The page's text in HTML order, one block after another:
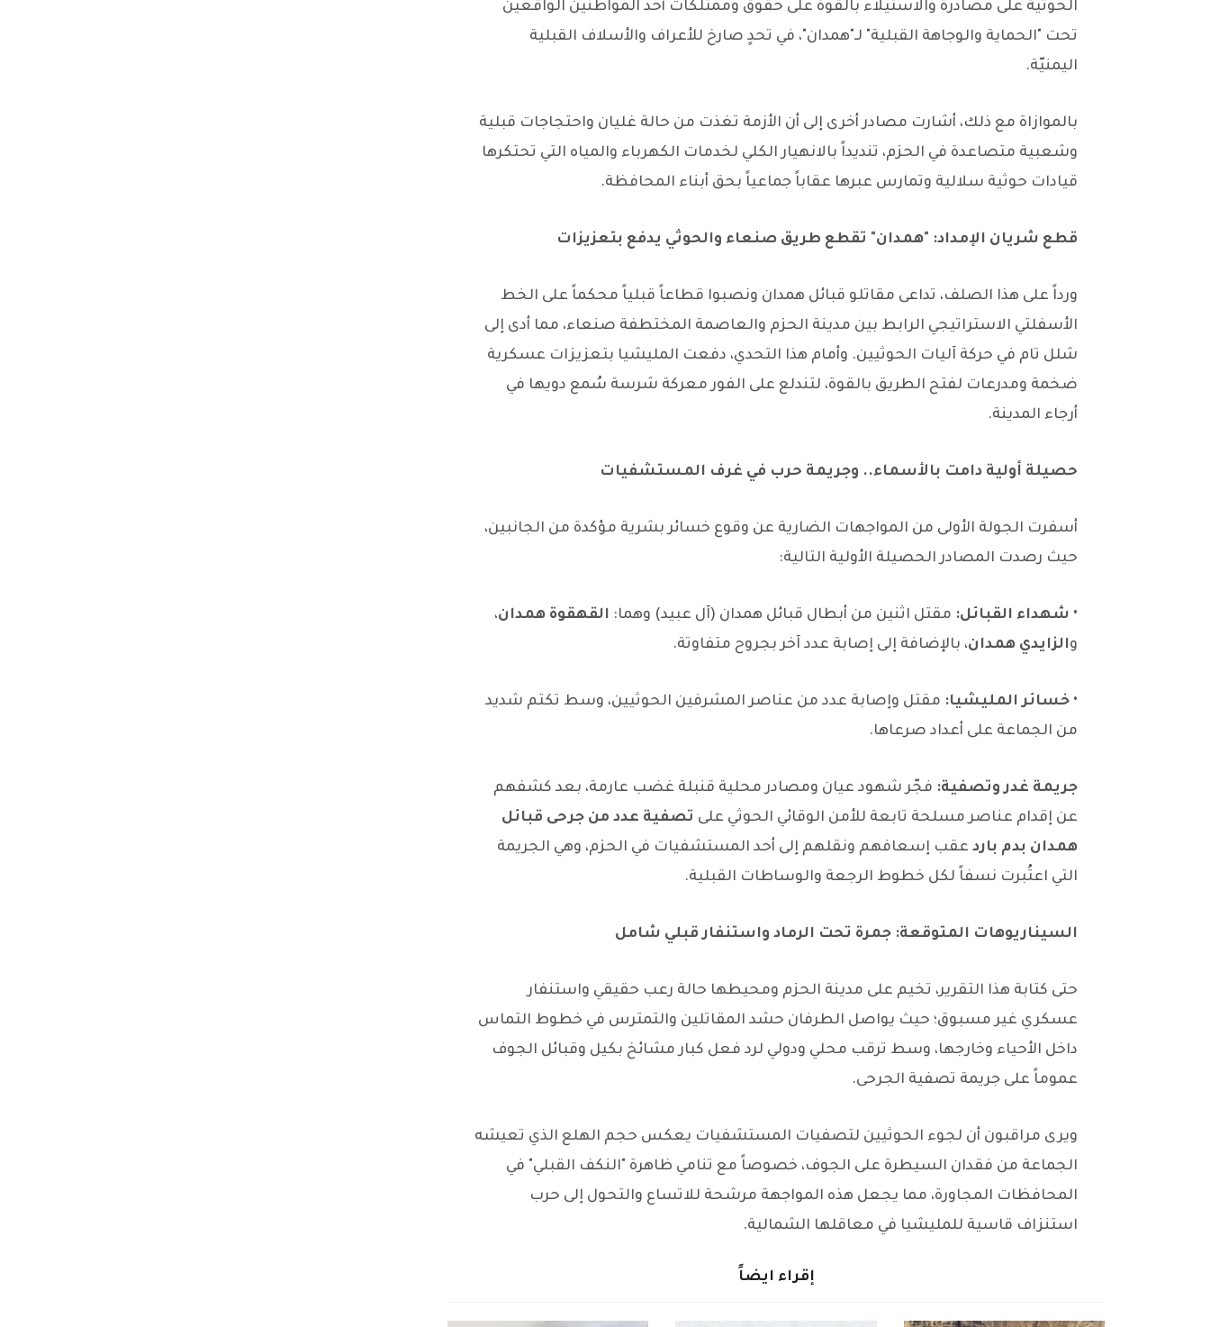
الحوثية على مصادرة والاستيلاء بالقوة على حقوق وممتلكات أحد المواطنين الواقعين
تحت "الحماية والوجاهة القبلية" لـ"همدان"، في تحدٍ صارخ للأعراف والأسلاف القبلية
اليمنيّة.
بالموازاة مع ذلك، أشارت مصادر أخرى إلى أن الأزمة تغذت من حالة غليان واحتجاجات قبلية
وشعبية متصاعدة في الحزم، تنديداً بالانهيار الكلي لخدمات الكهرباء والمياه التي تحتكرها
قيادات حوثية سلالية وتمارس عبرها عقاباً جماعياً بحق أبناء المحافظة.
قطع شريان الإمداد: "همدان" تقطع طريق صنعاء والحوثي يدفع بتعزيزات
ورداً على هذا الصلف، تداعى مقاتلو قبائل همدان ونصبوا قطاعاً قبلياً محكماً على الخط
الأسفلتي الاستراتيجي الرابط بين مدينة الحزم والعاصمة المختطفة صنعاء، مما أدى إلى
شلل تام في حركة آليات الحوثيين. وأمام هذا التحدي، دفعت المليشيا بتعزيزات عسكرية
ضخمة ومدرعات لفتح الطريق بالقوة، لتندلع على الفور معركة شرسة سُمع دويها في
أرجاء المدينة.
حصيلة أولية دامت بالأسماء.. وجريمة حرب في غرف المستشفيات
أسفرت الجولة الأولى من المواجهات الضارية عن وقوع خسائر بشرية مؤكدة من الجانبين،
حيث رصدت المصادر الحصيلة الأولية التالية:
• شهداء القبائل: مقتل اثنين من أبطال قبائل همدان (آل عبيد) وهما: القهقوة همدان،
والزايدي همدان، بالإضافة إلى إصابة عدد آخر بجروح متفاوتة.
• خسائر المليشيا: مقتل وإصابة عدد من عناصر المشرفين الحوثيين، وسط تكتم شديد
من الجماعة على أعداد صرعاها.
جريمة غدر وتصفية: فجّر شهود عيان ومصادر محلية قنبلة غضب عارمة، بعد كشفهم
عن إقدام عناصر مسلحة تابعة للأمن الوقائي الحوثي على تصفية عدد من جرحى قبائل
همدان بدم بارد عقب إسعافهم ونقلهم إلى أحد المستشفيات في الحزم، وهي الجريمة
التي اعتُبرت نسفاً لكل خطوط الرجعة والوساطات القبلية.
السيناريوهات المتوقعة: جمرة تحت الرماد واستنفار قبلي شامل
حتى كتابة هذا التقرير، تخيم على مدينة الحزم ومحيطها حالة رعب حقيقي واستنفار
عسكري غير مسبوق؛ حيث يواصل الطرفان حشد المقاتلين والتمترس في خطوط التماس
داخل الأحياء وخارجها، وسط ترقب محلي ودولي لرد فعل كبار مشائخ بكيل وقبائل الجوف
عموماً على جريمة تصفية الجرحى.
ويرى مراقبون أن لجوء الحوثيين لتصفيات المستشفيات يعكس حجم الهلع الذي تعيشه
الجماعة من فقدان السيطرة على الجوف، خصوصاً مع تنامي ظاهرة "النكف القبلي" في
المحافظات المجاورة، مما يجعل هذه المواجهة مرشحة للاتساع والتحول إلى حرب
استنزاف قاسية للمليشيا في معاقلها الشمالية.
إقراء ايضاً